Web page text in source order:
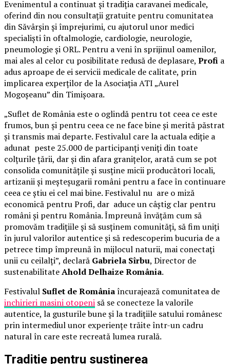
Evenimentul a continuat și tradiția caravanei medicale,
oferind din nou consultații gratuite pentru comunitatea
din Săvârșin și împrejurimi, cu ajutorul unor medici
specialiști în oftalmologie, cardiologie, neurologie,
pneumologie și ORL. Pentru a veni în sprijinul oamenilor,
mai ales al celor cu posibilitate redusă de deplasare, Profi a
adus aproape de ei servicii medicale de calitate, prin
implicarea experților de la Asociația ATI „Aurel
Mogoșeanu” din Timișoara.
„Suflet de România este o oglindă pentru tot ceea ce este
frumos, bun și pentru ceea ce ne face bine și merită păstrat
și transmis mai departe. Festivalul care la actuala ediție a
adunat peste 25.000 de participanți veniți din toate
colțurile țării, dar și din afara granițelor, arată cum se pot
consolida comunitățile și susține micii producători locali,
artizanii și meșteșugarii români pentru a face în continuare
ceea ce știu ei cel mai bine. Festivalul nu are o miză
economică pentru Profi, dar aduce un câștig clar pentru
români și pentru România. Împreună învățăm cum să
promovăm tradițiile și să susținem comunități, să fim uniți
în jurul valorilor autentice și să redescoperim bucuria de a
petrece timp împreună în mijlocul naturii, mai conectați
unii cu ceilalți”, declară Gabriela Sîrbu, Director de
sustenabilitateAhold Delhaize România.
Festivalul Suflet de Româniaîncurajează comunitatea de
inchirieri masini otopeni să se conecteze la valorile
autentice, la gusturile bune și la tradițiile satului românesc
prin intermediul unor experiențe trăite într-un cadru
natural în care este recreată lumea rurală.
Tradiție pentru susținerea